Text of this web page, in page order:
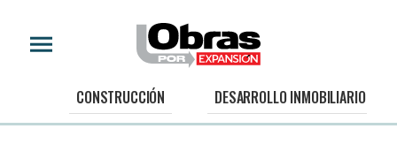
CONSTRUCCIÓN DESARROLLO INMOBILIARIO